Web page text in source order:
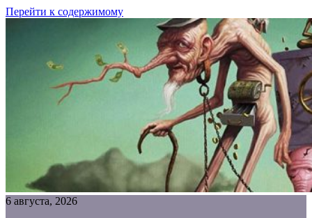
Перейти к содержимому
6 августа, 2026